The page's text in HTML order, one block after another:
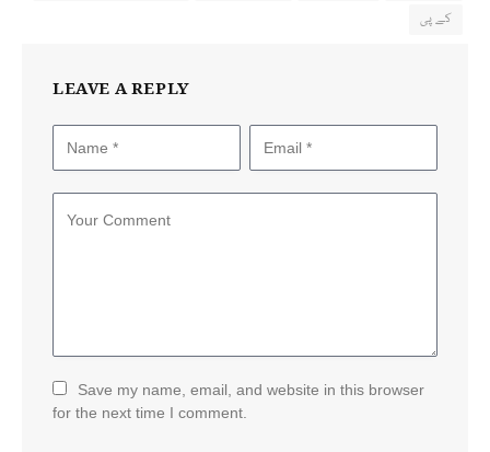
کے پی
LEAVE A REPLY
Save my name, email, and website in this browser
for the next time I comment.